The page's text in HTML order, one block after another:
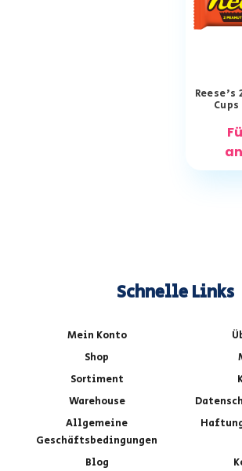
Cups
Schnelle Links
Mein Konto
Shop
Sortiment
Warehouse
Allgemeine
Geschäftsbedingungen
Blog